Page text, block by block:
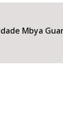
Mbya